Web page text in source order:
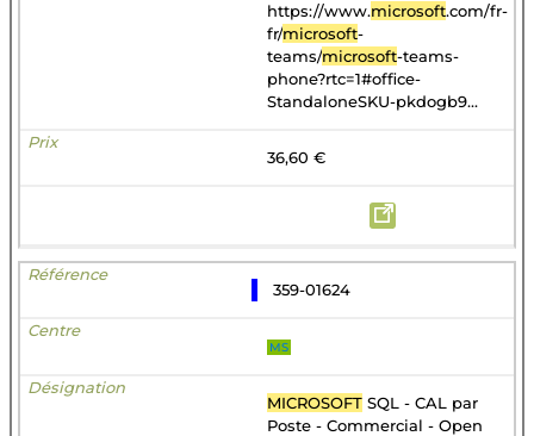
https://www.microsoft.com/fr-
fr/microsoft-
teams/microsoft-teams-
phone?rtc=1#office-
StandaloneSKU-pkdogb9...
36,60 €
359-01624
MS
MICROSOFT SQL - CAL par
Poste - Commercial - Open